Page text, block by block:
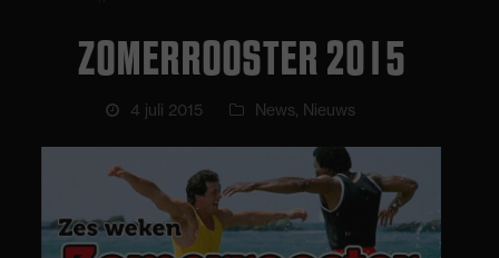
ZOMERROOSTER 2015
4 juli 2015 News, Nieuws